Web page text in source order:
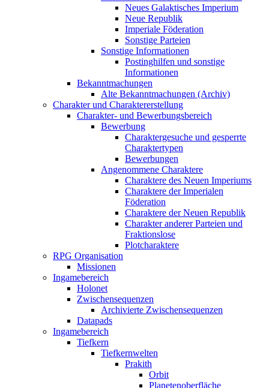
Neues Galaktisches Imperium
Neue Republik
Imperiale Föderation
Sonstige Parteien
Sonstige Informationen
Postinghilfen und sonstige
Informationen
Bekanntmachungen
Alte Bekanntmachungen (Archiv)
Charakter und Charaktererstellung
Charakter- und Bewerbungsbereich
Bewerbung
Charaktergesuche und gesperrte
Charaktertypen
Bewerbungen
Angenommene Charaktere
Charaktere des Neuen Imperiums
Charaktere der Imperialen
Föderation
Charaktere der Neuen Republik
Charakter anderer Parteien und
Fraktionslose
Plotcharaktere
RPG Organisation
Missionen
Ingamebereich
Holonet
Zwischensequenzen
Archivierte Zwischensequenzen
Datapads
Ingamebereich
Tiefkern
Tiefkernwelten
Prakith
Orbit
Planetenoberfläche